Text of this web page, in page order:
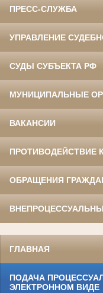
ПРЕСС-СЛУЖБА
УПРАВЛЕНИЕ
СУДЫ СУБЪЕКТА РФ
МУНИЦИПАЛЬНЫЕ
ВАКАНСИИ
ПРОТИВОДЕЙСТВИЕ
ОБРАЩЕНИЯ
ГЛАВНАЯ
ПОДАЧА
ЭЛЕКТРОННОМ ВИДЕ